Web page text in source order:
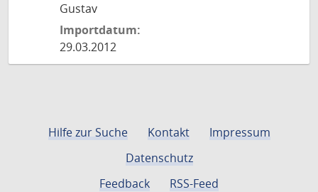
Gustav
Importdatum:
29.03.2012
Hilfe zur Suche Kontakt
Impressum
Datenschutz
Feedback
RSS-Feed